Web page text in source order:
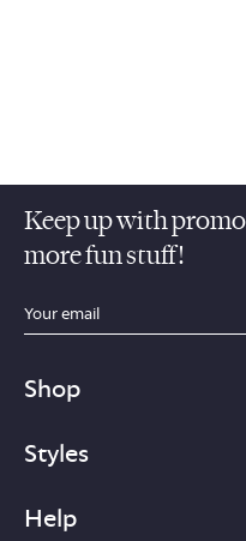
Keep up with
more fun stuff!
Shop
Styles
Help